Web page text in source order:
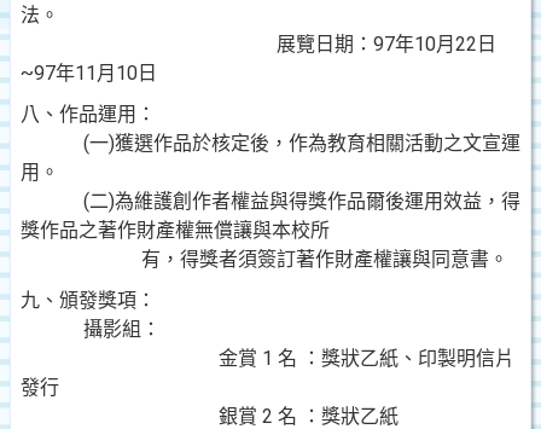
法。
展覽日期：97年10月22日
~97年11月10日
八、作品運用：
(一)獲選作品於核定後，作為教育相關活動之文宣運
用。
(二)為維護創作者權益與得獎作品爾後運用效益，得
獎作品之著作財產權無償讓與本校所
有，得獎者須簽訂著作財產權讓與同意書。
九、頒發獎項：
攝影組：
金賞 1 名 ：獎狀乙紙、印製明信片
發行
銀賞 2 名 ：獎狀乙紙